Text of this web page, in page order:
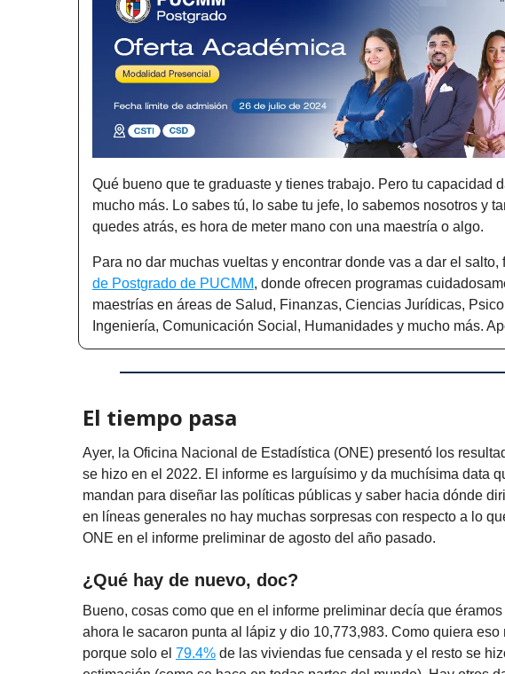
Qué bueno que te graduaste y tienes trabajo. Pero tu capacidad
mucho más. Lo sabes tú, lo sabe tu jefe, lo sabemos nosotros y
quedes atrás, es hora de meter mano con una maestría o algo.
Para no dar muchas vueltas y encontrar donde vas a dar el salto,
de Postgrado de PUCMM, donde ofrecen programas
maestrías en áreas de Salud, Finanzas, Ciencias Jurídicas,
Ingeniería, Comunicación Social, Humanidades y mucho más.
El tiempo pasa
Ayer, la Oficina Nacional de Estadística (ONE) presentó los
se hizo en el 2022. El informe es larguísimo y da muchísima data
mandan para diseñar las políticas públicas y saber hacia dónde
en líneas generales no hay muchas sorpresas con respecto a lo
ONE en el informe preliminar de agosto del año pasado.
¿Qué hay de nuevo, doc?
Bueno, cosas como que en el informe preliminar decía que
ahora le sacaron punta al lápiz y dio 10,773,983. Como quiera eso
porque solo el 79.4% de las viviendas fue censada y el resto se